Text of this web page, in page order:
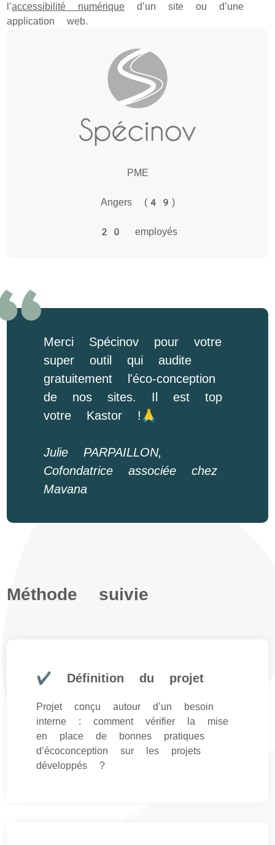
l’accessibilité numérique d’un site ou d’une
application web.
PME
Angers (49)
20 employés
Merci Spécinov pour votre
super outil qui audite
gratuitement l'éco-conception
de nos sites. Il est top
votre Kastor !🙏
Julie PARPAILLON,
Cofondatrice associée chez
Mavana
Méthode suivie
✔ Définition du projet
Projet conçu autour d’un besoin
interne : comment vérifier la mise
en place de bonnes pratiques
d’écoconception sur les projets
développés ?